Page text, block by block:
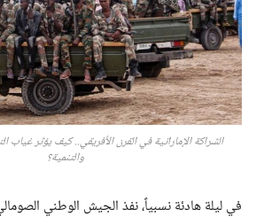
الشراكة الإماراتية في القرن الأفريقي.. كيف يؤثر غياب
والتنمية؟